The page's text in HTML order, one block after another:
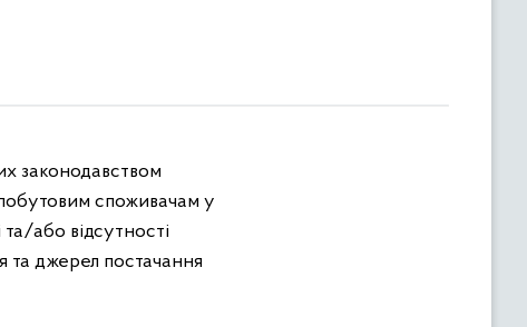
законодавством
споживачам у
або відсутності
та джерел постачання